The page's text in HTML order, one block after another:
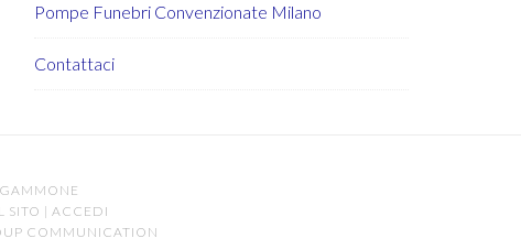
Pompe Funebri Convenzionate Milano
Contattaci
SITO | ACCEDI
COMMUNICATION